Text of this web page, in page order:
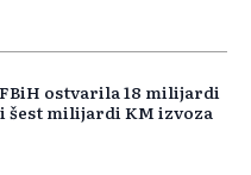
ostvarila 18 milijardi
šest milijardi KM izvoza